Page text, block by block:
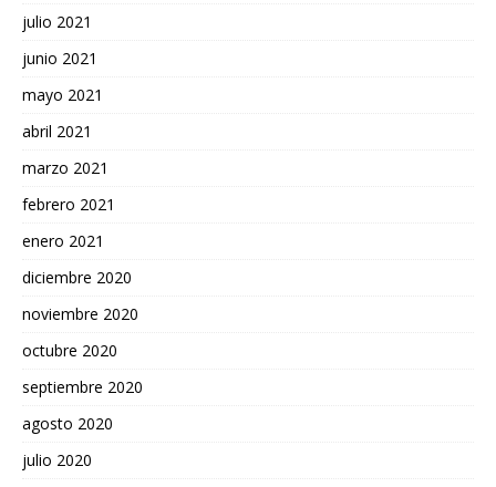
julio 2021
junio 2021
mayo 2021
abril 2021
marzo 2021
febrero 2021
enero 2021
diciembre 2020
noviembre 2020
octubre 2020
septiembre 2020
agosto 2020
julio 2020